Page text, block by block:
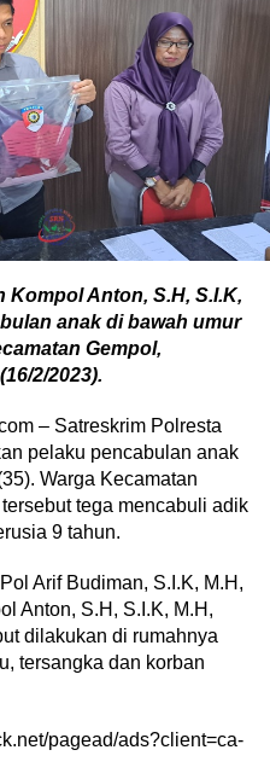
Anton, S.H, S.I.K,
anak di bawah umur
Gempol,
2/2023).
– Satreskrim Polresta
pelaku pencabulan anak
Warga Kecamatan
tega mencabuli adik
9 tahun.
Arif Budiman, S.I.K, M.H,
Anton, S.H, S.I.K, M.H,
dilakukan di rumahnya
tersangka dan korban
pagead/ads?client=ca-